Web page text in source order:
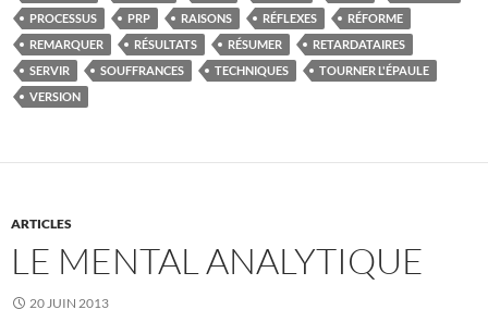
PROCESSUS
PRP RAISONS RÉFLEXES
RÉFORME
REMARQUER
RÉSULTATS RÉSUMER
RETARDATAIRES
SERVIR
SOUFFRANCES TECHNIQUES
TOURNER L'ÉPAULE
VERSION
ARTICLES
LE MENTAL ANALYTIQUE
20 JUIN 2013